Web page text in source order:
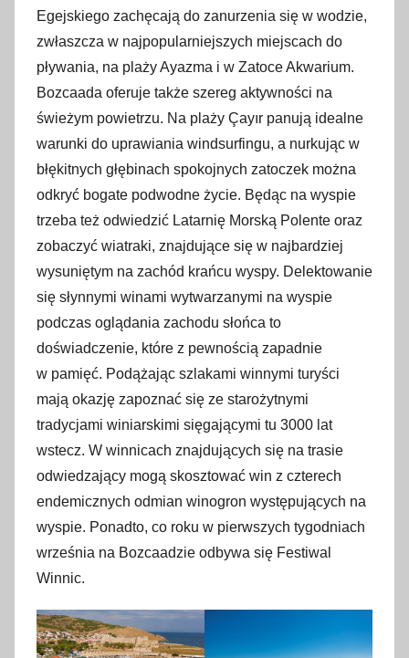
Egejskiego zachęcają do zanurzenia się w wodzie,
zwłaszcza w najpopularniejszych miejscach do
pływania, na plaży Ayazma i w Zatoce Akwarium.
Bozcaada oferuje także szereg aktywności na
świeżym powietrzu. Na plaży Çayır panują idealne
warunki do uprawiania windsurfingu, a nurkując w
błękitnych głębinach spokojnych zatoczek można
odkryć bogate podwodne życie. Będąc na wyspie
trzeba też odwiedzić Latarnię Morską Polente oraz
zobaczyć wiatraki, znajdujące się w najbardziej
wysuniętym na zachód krańcu wyspy. Delektowanie
się słynnymi winami wytwarzanymi na wyspie
podczas oglądania zachodu słońca to
doświadczenie, które z pewnością zapadnie
w pamięć. Podążając szlakami winnymi turyści
mają okazję zapoznać się ze starożytnymi
tradycjami winiarskimi sięgającymi tu 3000 lat
wstecz. W winnicach znajdujących się na trasie
odwiedzający mogą skosztować win z czterech
endemicznych odmian winogron występujących na
wyspie. Ponadto, co roku w pierwszych tygodniach
września na Bozcaadzie odbywa się Festiwal
Winnic.